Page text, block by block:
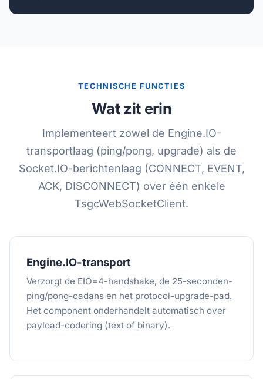
TECHNISCHE FUNCTIES
Wat zit erin
Implementeert zowel de Engine.IO-
transportlaag (ping/pong, upgrade) als de
Socket.IO-berichtenlaag (CONNECT, EVENT,
ACK, DISCONNECT) over één enkele
TsgcWebSocketClient.
Engine.IO-transport
Verzorgt de EIO=4-handshake, de 25-seconden-
ping/pong-cadans en het protocol-upgrade-pad.
Het component onderhandelt automatisch over
payload-codering (text of binary).